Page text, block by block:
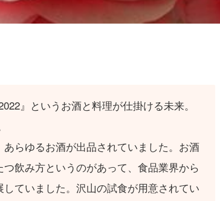
』というお酒と料理が仕掛ける未来。
らゆるお酒が出品されていました。お酒
飲み方というのがあって、食品業界から
ていました。沢山の試食が用意されてい